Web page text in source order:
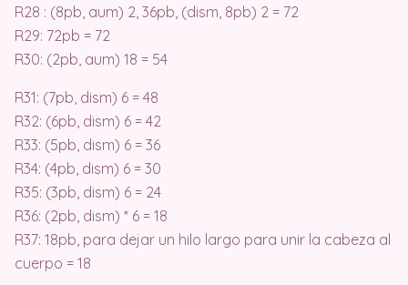
R28 : (8pb, aum) 2, 36pb, (dism, 8pb) 2 = 72
R29: 72pb = 72
R30: (2pb, aum) 18 = 54
R31: (7pb, dism) 6 = 48
R32: (6pb, dism) 6 = 42
R33: (5pb, dism) 6 = 36
R34: (4pb, dism) 6 = 30
R35: (3pb, dism) 6 = 24
R36: (2pb, dism) * 6 = 18
R37: 18pb, para dejar un hilo largo para unir la cabeza al
cuerpo = 18